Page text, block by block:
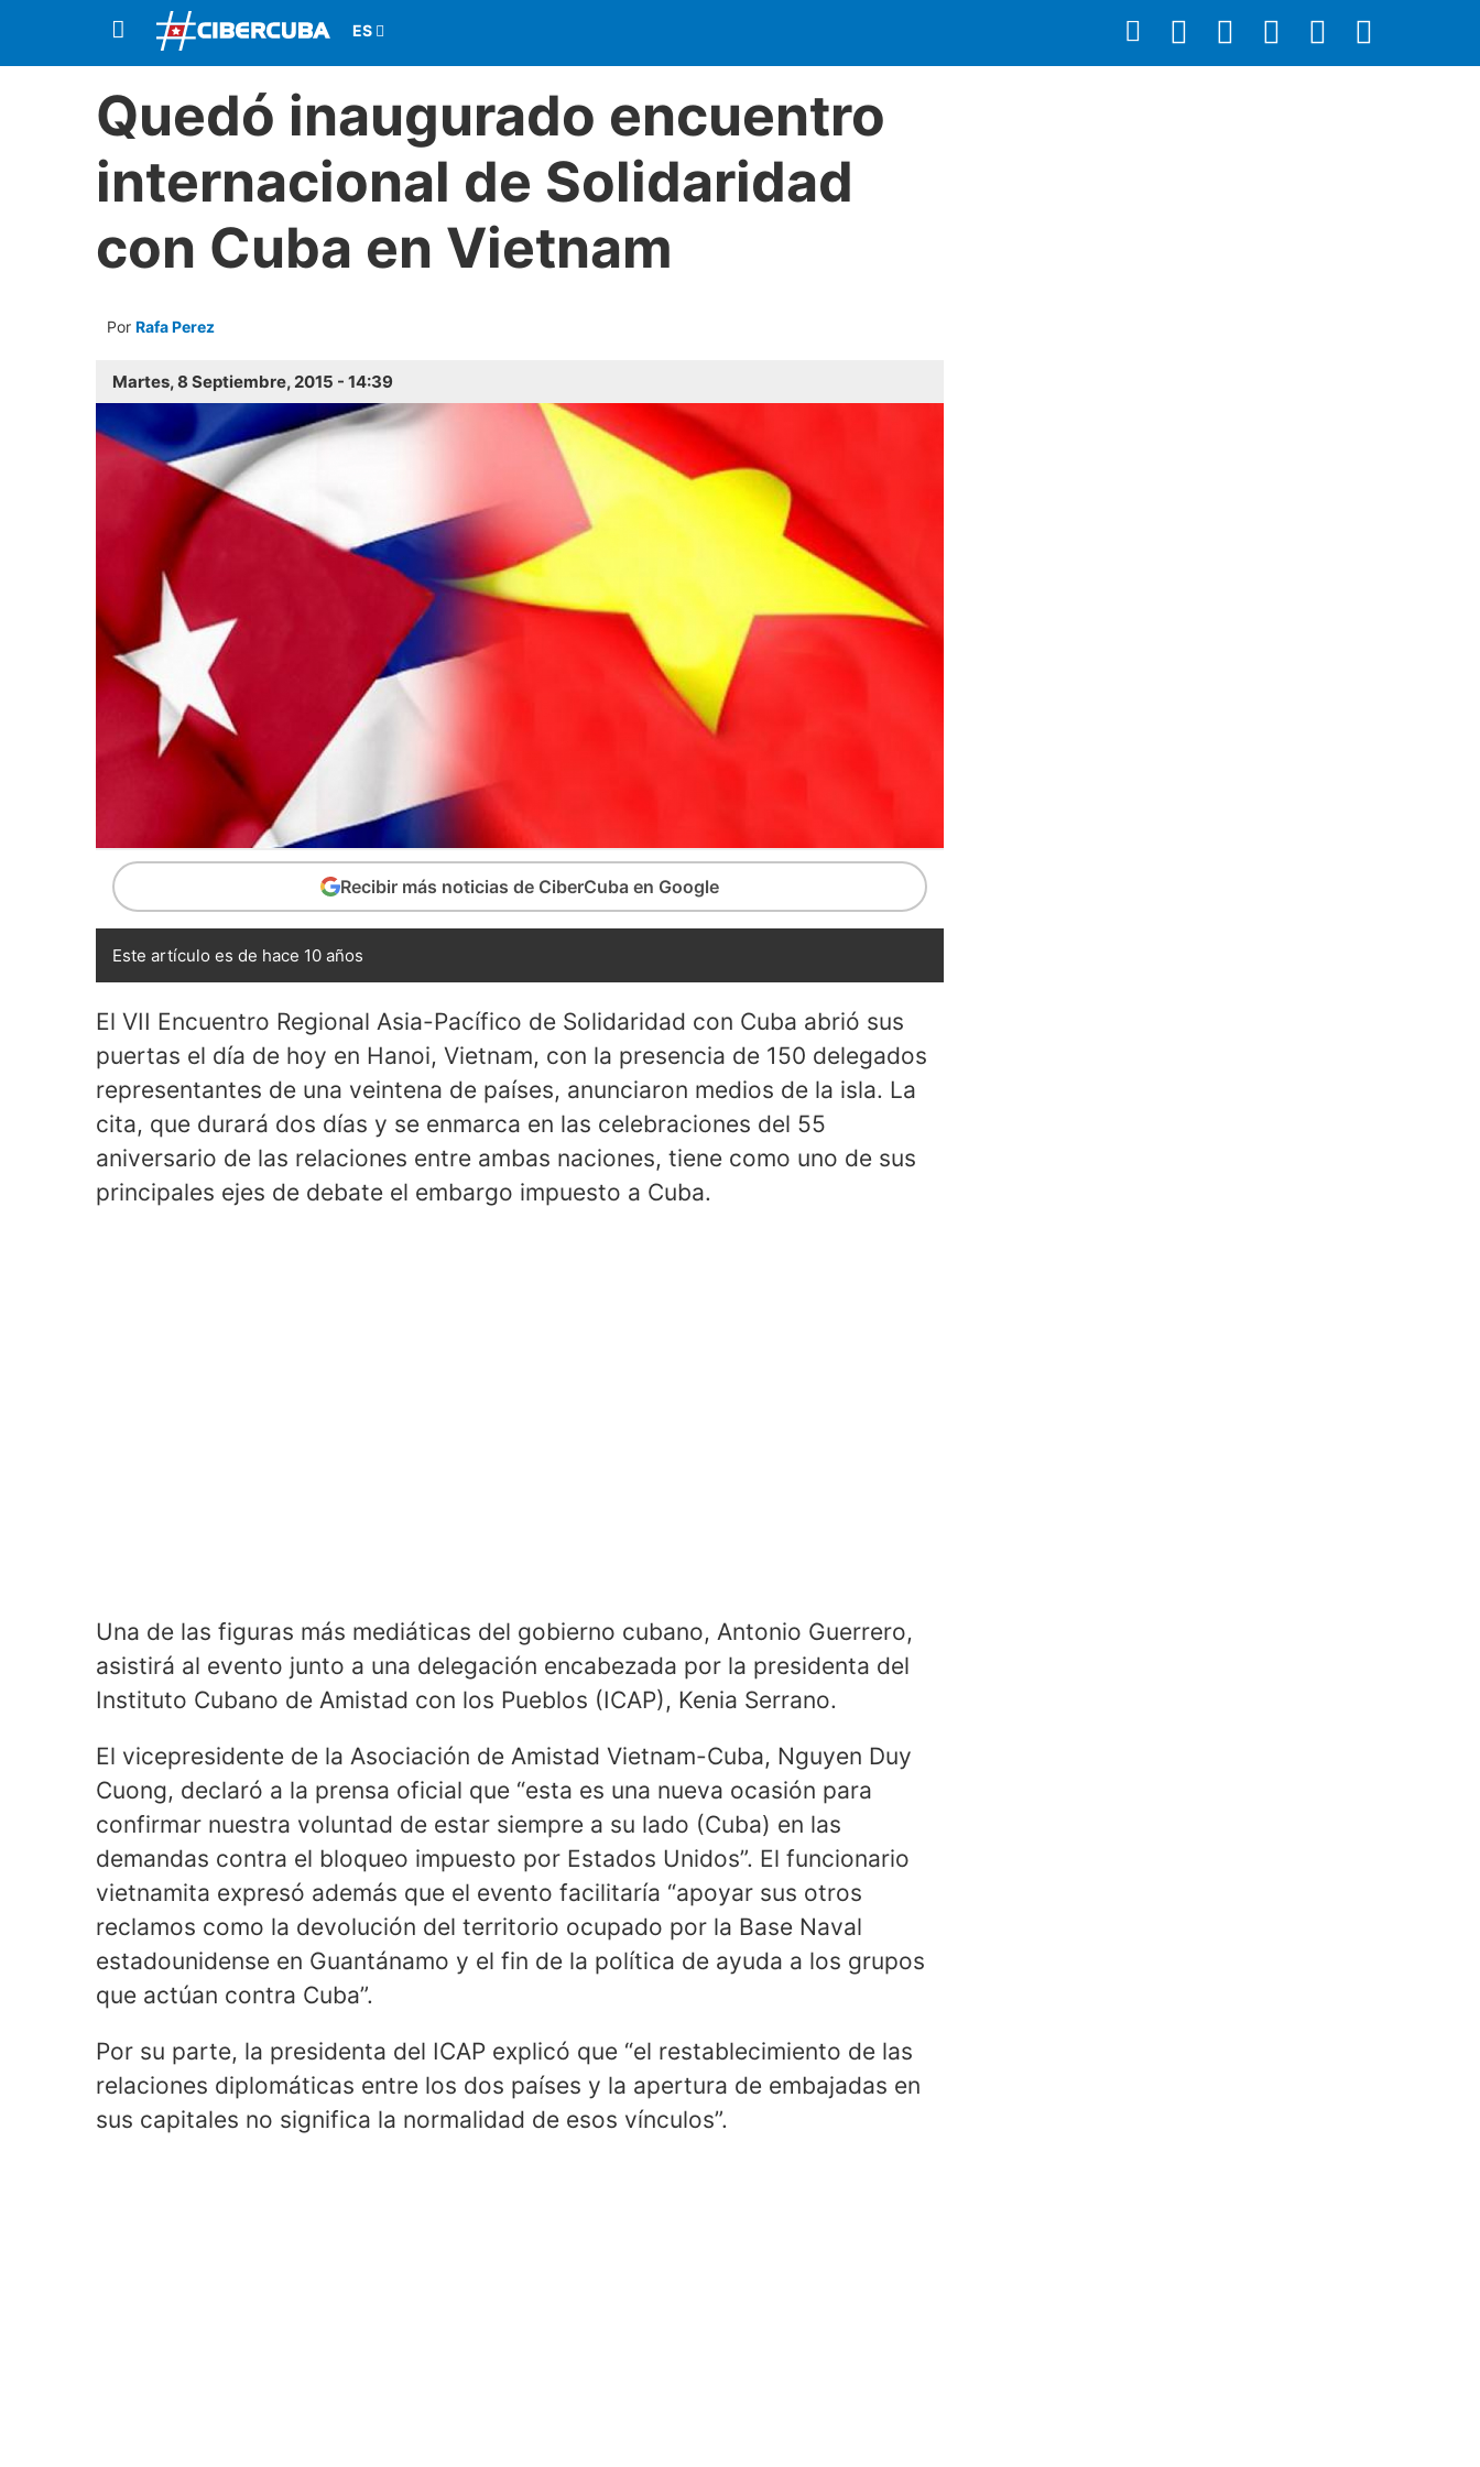
Quedó inaugurado encuentro
internacional de Solidaridad
con Cuba en Vietnam
Por Rafa Perez
Martes, 8 Septiembre, 2015 - 14:39
Recibir más noticias de CiberCuba en Google
Este artículo es de hace 10 años
El VII Encuentro Regional Asia-Pacífico de Solidaridad con Cuba abrió sus
puertas el día de hoy en Hanoi, Vietnam, con la presencia de 150 delegados
representantes de una veintena de países, anunciaron medios de la isla. La
cita, que durará dos días y se enmarca en las celebraciones del 55
aniversario de las relaciones entre ambas naciones, tiene como uno de sus
principales ejes de debate el embargo impuesto a Cuba.
Una de las figuras más mediáticas del gobierno cubano, Antonio Guerrero,
asistirá al evento junto a una delegación encabezada por la presidenta del
Instituto Cubano de Amistad con los Pueblos (ICAP), Kenia Serrano.
El vicepresidente de la Asociación de Amistad Vietnam-Cuba, Nguyen Duy
Cuong, declaró a la prensa oficial que “esta es una nueva ocasión para
confirmar nuestra voluntad de estar siempre a su lado (Cuba) en las
demandas contra el bloqueo impuesto por Estados Unidos”. El funcionario
vietnamita expresó además que el evento facilitaría “apoyar sus otros
reclamos como la devolución del territorio ocupado por la Base Naval
estadounidense en Guantánamo y el fin de la política de ayuda a los grupos
que actúan contra Cuba”.
Por su parte, la presidenta del ICAP explicó que “el restablecimiento de las
relaciones diplomáticas entre los dos países y la apertura de embajadas en
sus capitales no significa la normalidad de esos vínculos”.